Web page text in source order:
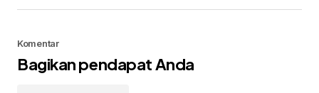
Komentar
Bagikan pendapat Anda